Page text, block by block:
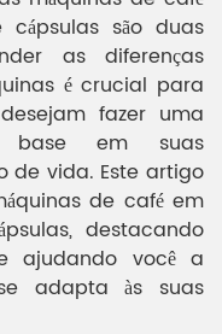
são duas
as diferenças
é crucial para
fazer uma
base em suas
de vida. Este artigo
de café em
destacando
ajudando você a
adapta às suas